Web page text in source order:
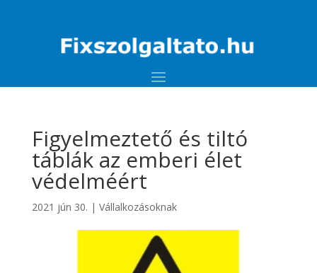
Figyelmeztető és tiltó
táblák az emberi élet
védelméért
2021 jún 30. | Vállalkozásoknak